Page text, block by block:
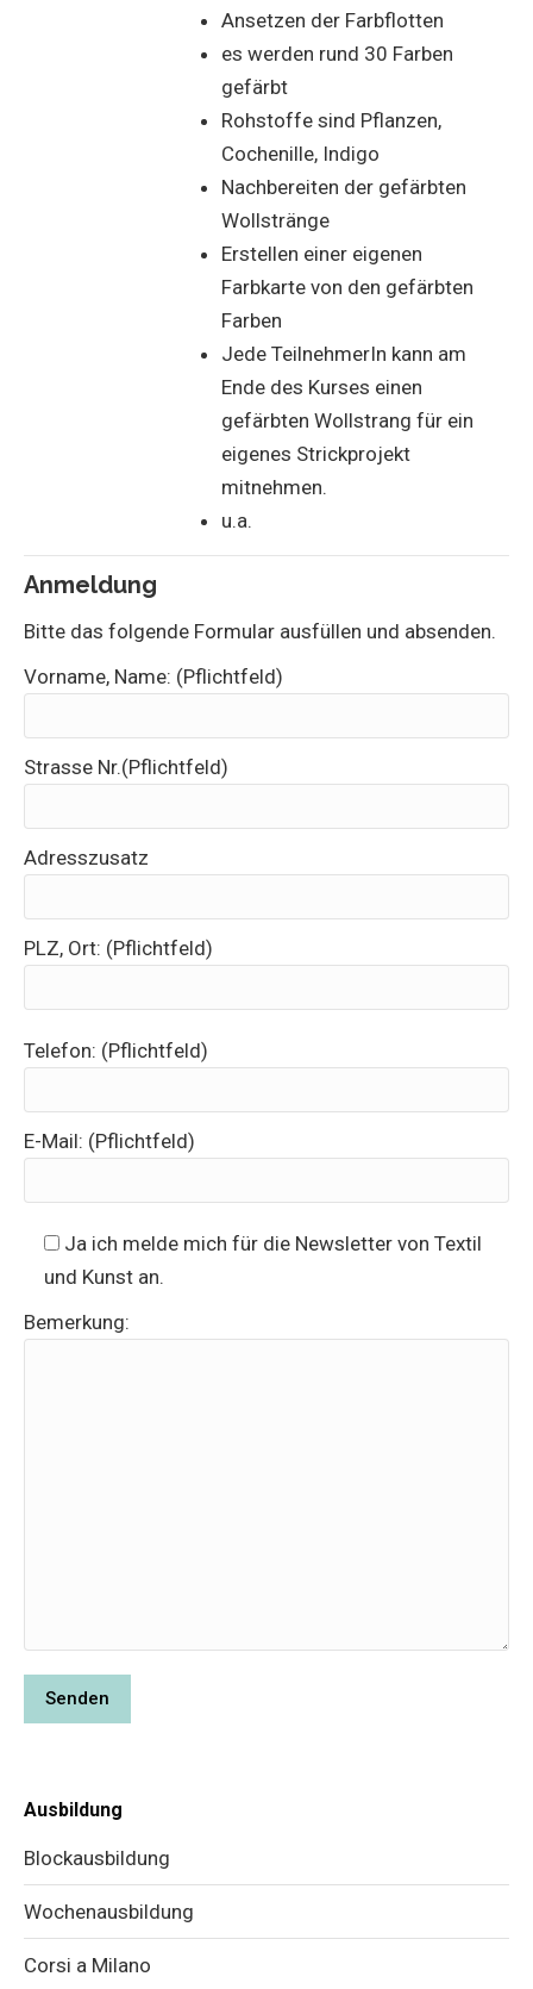
Ansetzen der Farbflotten
es werden rund 30 Farben
gefärbt
Rohstoffe sind Pflanzen,
Cochenille, Indigo
Nachbereiten der gefärbten
Wollstränge
Erstellen einer eigenen
Farbkarte von den gefärbten
Farben
Jede TeilnehmerIn kann am
Ende des Kurses einen
gefärbten Wollstrang für ein
eigenes Strickprojekt
mitnehmen.
u.a.
Anmeldung
Bitte das folgende Formular ausfüllen und absenden.
Vorname, Name: (Pflichtfeld)
Strasse Nr.(Pflichtfeld)
Adresszusatz
PLZ, Ort: (Pflichtfeld)
Telefon: (Pflichtfeld)
E-Mail: (Pflichtfeld)
Ja ich melde mich für die Newsletter von Textil
und Kunst an.
Bemerkung:
Ausbildung
Blockausbildung
Wochenausbildung
Corsi a Milano